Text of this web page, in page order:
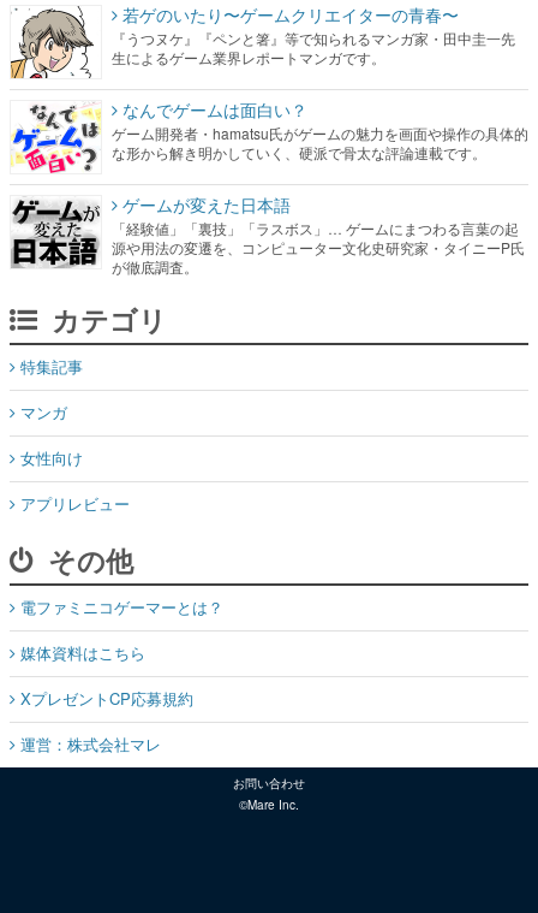
若ゲのいたり〜ゲームクリエイターの青春〜
『うつヌケ』『ペンと箸』等で知られるマンガ家・田中圭一先
生によるゲーム業界レポートマンガです。
なんでゲームは面白い？
ゲーム開発者・hamatsu氏がゲームの魅力を画面や操作の具体的
な形から解き明かしていく、硬派で骨太な評論連載です。
ゲームが変えた日本語
「経験値」「裏技」「ラスボス」… ゲームにまつわる言葉の起
源や用法の変遷を、コンピューター文化史研究家・タイニーP氏
が徹底調査。
カテゴリ
特集記事
マンガ
女性向け
アプリレビュー
その他
電ファミニコゲーマーとは？
媒体資料はこちら
XプレゼントCP応募規約
運営：株式会社マレ
お問い合わせ
©Mare Inc.